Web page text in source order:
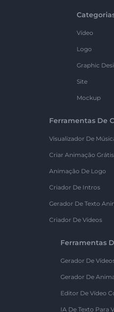
Vídeo
Logo
Graphic
Site
Mockup
Ferramentas De
Visualizador De
Criar Animação Grátis
Animação De Logo
Criador De Intros
Gerador De Texto
Criador De Vídeos
Ferramentas
Gerador De
Gerador De
Editor De Vídeo
IA De Texto Para